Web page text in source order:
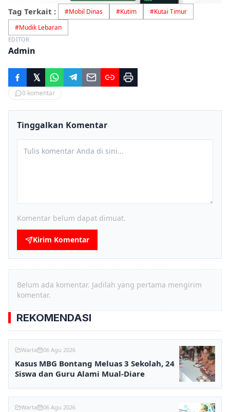
Tag Terkait : #Mobil Dinas #Kutim #Kutai Timur
#Mudik Lebaran
EDITOR
Admin
0 komentar
Tinggalkan Komentar
Komentar belum dapat dimuat.
Kirim Komentar
Belum ada komentar. Jadilah yang pertama mengirim
komentar.
REKOMENDASI
Warta 06 Agu 2026
Kasus MBG Bontang Meluas 3 Sekolah, 24
Siswa dan Guru Alami Mual-Diare
Warta 06 Agu 2026